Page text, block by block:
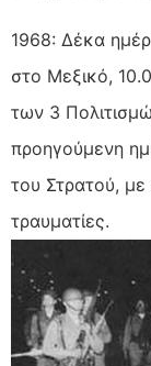
1968: Δέκα
στο Μεξικό,
των 3
προηγούμενη
του Στρατού,
τραυματίες.